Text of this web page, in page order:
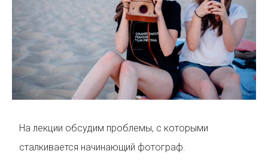
На лекции обсудим проблемы, с которыми
сталкивается начинающий фотограф.